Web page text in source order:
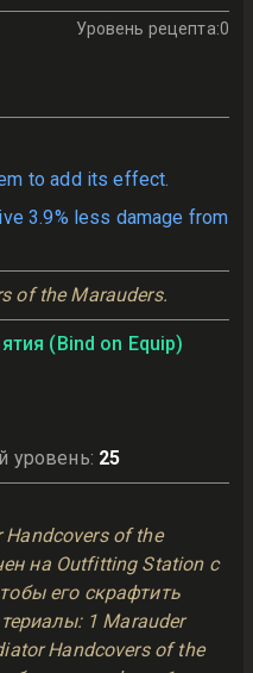
Уровень рецепта:0
to add its effect.
3.9% less damage from
of the Marauders.
(Bind on Equip)
уровень: 25
of the
на Outfitting Station с
его скрафтить
1 Marauder
Handcovers of the